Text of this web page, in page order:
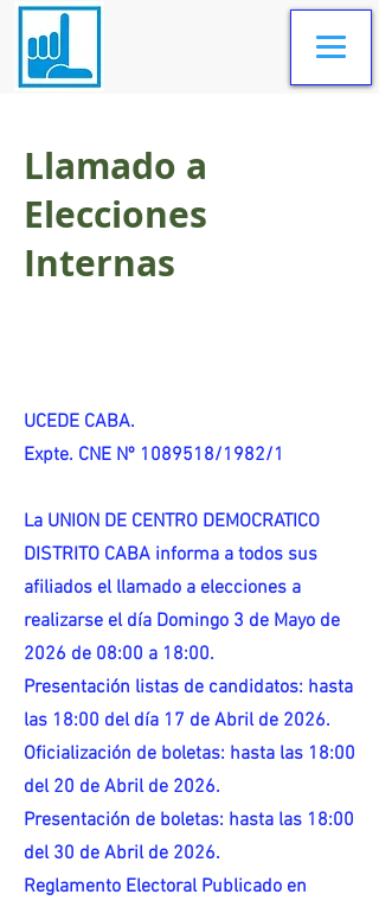
Llamado a
Elecciones
Internas
UCEDE CABA.
Expte. CNE Nº 1089518/1982/1
La UNION DE CENTRO DEMOCRATICO
DISTRITO CABA informa a todos sus
afiliados el llamado a elecciones a
realizarse el día Domingo 3 de Mayo de
2026 de 08:00 a 18:00.
Presentación listas de candidatos: hasta
las 18:00 del día 17 de Abril de 2026.
Oficialización de boletas: hasta las 18:00
del 20 de Abril de 2026.
Presentación de boletas: hasta las 18:00
del 30 de Abril de 2026.
Reglamento Electoral Publicado en